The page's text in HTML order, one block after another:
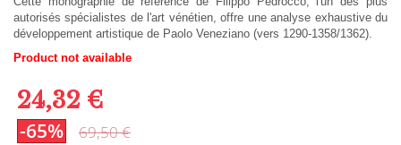
autorisés spécialistes de l'art vénétien, offre une analyse exhaustive du
développement artistique de Paolo Veneziano (vers 1290-1358/1362).
Product not available
24,32 €
-65% 69,50 €